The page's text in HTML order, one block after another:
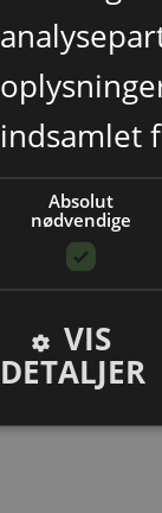
indsamlet
Absolut
nødvendige
VIS
DETALJER